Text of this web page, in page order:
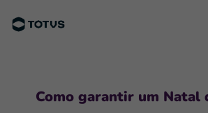
Como garantir um Natal